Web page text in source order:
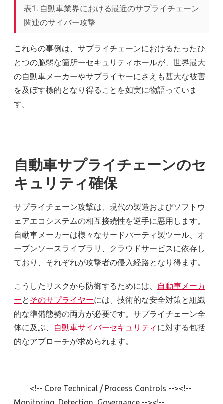
表1. 自動車業界における最近のサプライチェーン
関連のサイバー攻撃
これらの事例は、サプライチェーンにおけるたったひ
とつの脆弱な箇所ーセキュリティホールが、世界最大
の自動車メーカーやサプライヤーにさえも甚大な被害
を及ぼす標的となり得ることを如実に物語っていま
す。
自動車サプライチェーンのセ
キュリティ確保
サプライチェーン攻撃は、現代の製造およびソフトウ
ェアエコシステムの相互接続性を逆手に悪用します。
自動車メーカーは様々なサードパーティ製ツール、オ
ープンソースライブラリ、クラウドサービスに依存し
ており、それぞれが攻撃者の侵入経路となり得ます。
こうしたリスクから防御するためには、
自動車メーカ
ーと そのサプライヤーには、技術的な安全対策と組織
的な準備態勢の両方が必要です。サプライチェーン全
体に及ぶ、
自動車サイバーセキュリティ に対する包括
的なアプローチが求められます。
<!-- Core Technical / Process Controls --><!--
Monitoring, Detection, Governance --><!--